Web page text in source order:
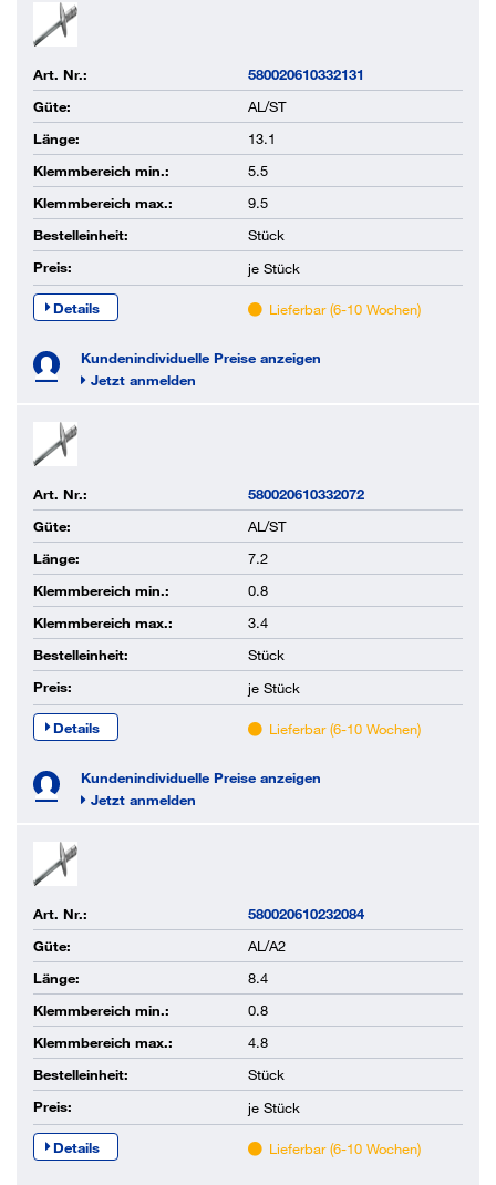
Art. Nr.:
580020610332131
Güte:
AL/ST
Länge:
13.1
Klemmbereich min.:
5.5
Klemmbereich max.:
9.5
Bestelleinheit:
Stück
Preis:
je Stück
Details Lieferbar (6-10 Wochen)
Kundenindividuelle Preise anzeigen
Jetzt anmelden
Art. Nr.:
580020610332072
Güte:
AL/ST
Länge:
7.2
Klemmbereich min.:
0.8
Klemmbereich max.:
3.4
Bestelleinheit:
Stück
Preis:
je Stück
Details Lieferbar (6-10 Wochen)
Kundenindividuelle Preise anzeigen
Jetzt anmelden
Art. Nr.:
580020610232084
Güte:
AL/A2
Länge:
8.4
Klemmbereich min.:
0.8
Klemmbereich max.:
4.8
Bestelleinheit:
Stück
Preis:
je Stück
Details Lieferbar (6-10 Wochen)